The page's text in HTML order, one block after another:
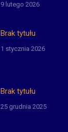
9 lutego 2026
Brak tytułu
1 stycznia 2026
Brak tytułu
25 grudnia 2025